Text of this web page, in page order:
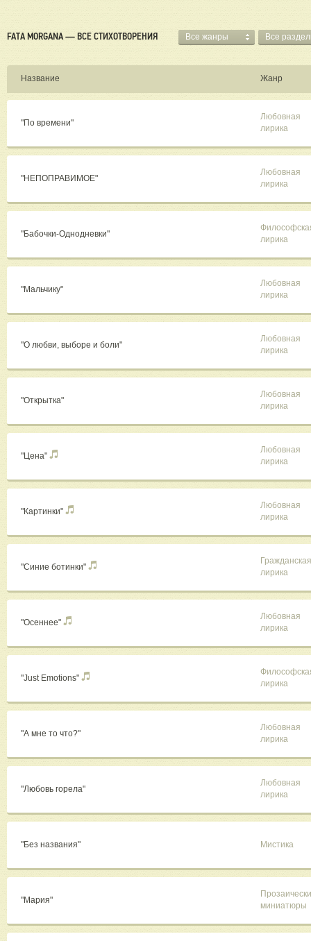
FATA MORGANA — ВСЕ СТИХОТВОРЕНИЯ Все жанры Все
Название Жанр
"По времени"
Любовная
лирика
"НЕПОПРАВИМОЕ"
Любовная
лирика
"Бабочки-Однодневки"
лирика
"Мальчику"
Любовная
лирика
"О любви, выборе и боли"
Любовная
лирика
"Открытка"
Любовная
лирика
"Цена"
Любовная
лирика
"Картинки"
Любовная
лирика
"Синие ботинки"
Гражданская
лирика
"Осеннее"
Любовная
лирика
"Just Emotions"
лирика
"А мне то что?"
Любовная
лирика
"Любовь горела"
Любовная
лирика
"Без названия" Мистика
"Мария"
миниатюры